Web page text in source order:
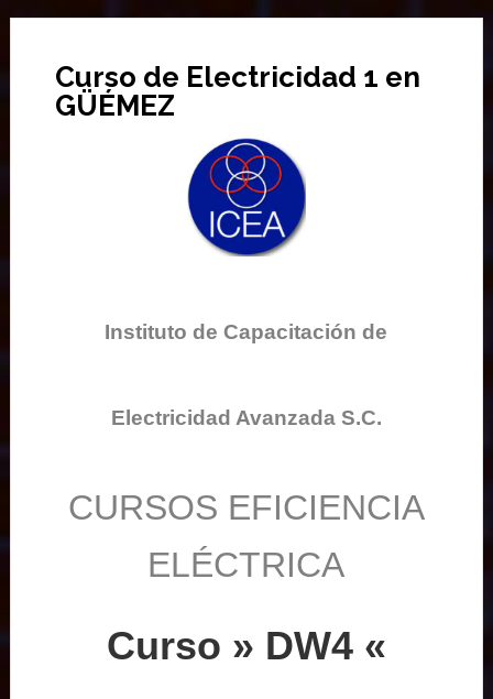
Curso de Electricidad 1 en
GÜÉMEZ
Instituto de Capacitación de
Electricidad Avanzada S.C.
CURSOS EFICIENCIA
ELÉCTRICA
Curso » DW4 «